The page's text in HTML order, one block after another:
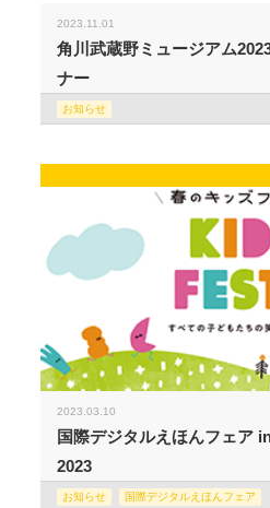
2023.11.01
角川武蔵野ミュージアム
ナー
お知らせ
2023.03.10
国際デジタルえほんフェア
2023
お知らせ 国際デジタルえほんフェア